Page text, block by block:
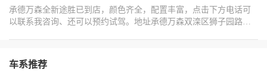
承德万森全新途胜已到店，颜色齐全，配置丰富，点击下方电话可
以联系我咨询、还可以预约试驾。地址承德万森双滦区狮子园路北
车系推荐